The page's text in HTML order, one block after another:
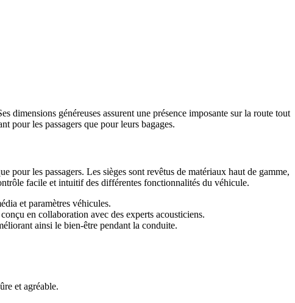
dimensions généreuses assurent une présence imposante sur la route tout
pour les passagers que pour leurs bagages.
les passagers. Les sièges sont revêtus de matériaux haut de gamme,
facile et intuitif des différentes fonctionnalités du véhicule.
et paramètres véhicules.
en collaboration avec des experts acousticiens.
ainsi le bien-être pendant la conduite.
et agréable.